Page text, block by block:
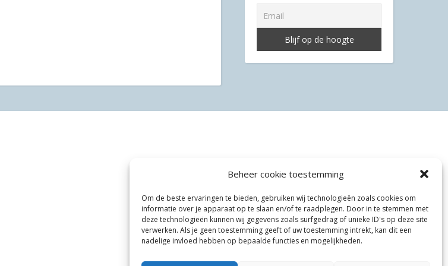
Beheer cookie toestemming
Om de beste ervaringen te bieden, gebruiken wij technologieën zoals cookies om
informatie over je apparaat op te slaan en/of te raadplegen. Door in te stemmen met
deze technologieën kunnen wij gegevens zoals surfgedrag of unieke ID's op deze site
verwerken. Als je geen toestemming geeft of uw toestemming intrekt, kan dit een
nadelige invloed hebben op bepaalde functies en mogelijkheden.